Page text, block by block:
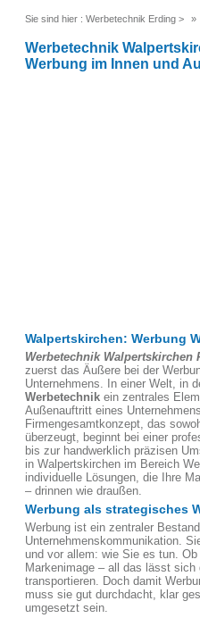
Sie sind hier : Werbetechnik Erding >
Werbetechnik
Werbung im Innen und
Walpertskirchen: Werbung
Werbetechnik Walpertskirchen
zuerst das Äußere bei der
Unternehmens. In einer Welt, in
Werbetechnik ein zentrales
Außenauftritt eines
Firmengesamtkonzept, das
überzeugt, beginnt bei einer
bis zur handwerklich präzisen
in Walpertskirchen im Bereich
individuelle Lösungen, die Ihre
– drinnen wie draußen.
Werbung als strategisches
Werbung ist ein zentraler
Unternehmenskommunikation.
und vor allem: wie Sie es tun.
Markenimage – all das lässt sich
transportieren. Doch damit
muss sie gut durchdacht, klar
umgesetzt sein.